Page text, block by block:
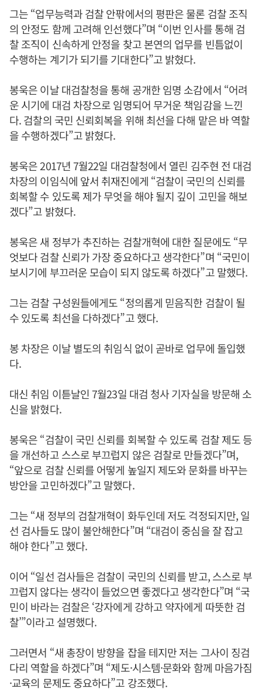
그는 “업무능력과 검찰 안팎에서의 평판은 물론 검찰 조직
의 안정도 함께 고려해 인선했다”며 “이번 인사를 통해 검
찰 조직이 신속하게 안정을 찾고 본연의 업무를 빈틈없이
수행하는 계기가 되기를 기대한다”고 밝혔다.
봉욱은 이날 대검찰청을 통해 공개한 임명 소감에서 “어려
운 시기에 대검 차장으로 임명되어 무거운 책임감을 느낀
다. 검찰의 국민 신뢰회복을 위해 최선을 다해 맡은 바 역할
을 수행하겠다”고 밝혔다.
봉욱은 2017년 7월22일 대검찰청에서 열린 김주현 전 대검
차장의 이임식에 앞서 취재진에게 “검찰이 국민의 신뢰를
회복할 수 있도록 제가 무엇을 해야 될지 깊이 고민을 해보
겠다”고 밝혔다.
봉욱은 새 정부가 추진하는 검찰개혁에 대한 질문에도 “무
엇보다 검찰 신뢰가 가장 중요하다고 생각한다”며 “국민이
보시기에 부끄러운 모습이 되지 않도록 하겠다”고 말했다.
그는 검찰 구성원들에게도 “정의롭게 믿음직한 검찰이 될
수 있도록 최선을 다하겠다”고 했다.
봉 차장은 이날 별도의 취임식 없이 곧바로 업무에 돌입했
다.
대신 취임 이튿날인 7월23일 대검 청사 기자실을 방문해 소
신을 밝혔다.
봉욱은 “검찰이 국민 신뢰를 회복할 수 있도록 검찰 제도 등
을 개선하고 스스로 부끄럽지 않은 검찰로 만들겠다”며,
“앞으로 검찰 신뢰를 어떻게 높일지 제도와 문화를 바꾸는
방안을 고민하겠다”고 말했다.
그는 “새 정부의 검찰개혁이 화두인데 저도 걱정되지만, 일
선 검사들도 많이 불안해한다”며 “대검이 중심을 잘 잡고
해야 한다”고 했다.
이어 “일선 검사들은 검찰이 국민의 신뢰를 받고, 스스로 부
끄럽지 않다는 생각이 들었으면 좋겠다고 생각한다”며 “국
민이 바라는 검찰은 ‘강자에게 강하고 약자에게 따뜻한 검
찰’”이라고 설명했다.
그러면서 “새 총장이 방향을 잡을 테지만 저는 그사이 징검
다리 역할을 하겠다”며 “제도·시스템·문화와 함께 마음가짐
·교육의 문제도 중요하다”고 강조했다.